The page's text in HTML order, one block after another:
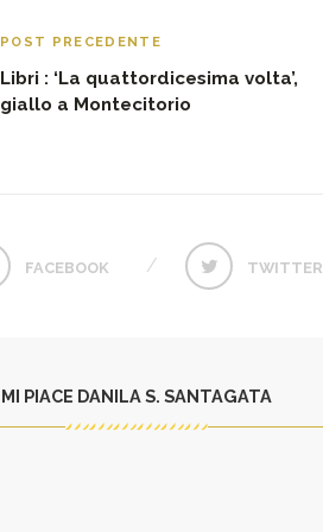
POST PRECEDENTE
Libri : ‘La quattordicesima volta’,
giallo a Montecitorio
FACEBOOK TWITTER
MI PIACE DANILA S. SANTAGATA